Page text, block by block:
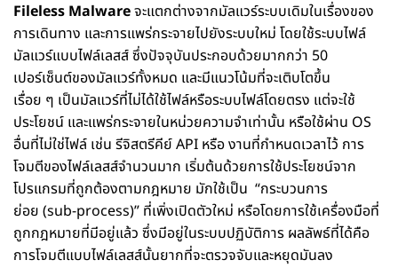
Fileless Malwareจะแตกต่างจากมัลแวร์ระบบเดิมในเรื่องของ
การเดินทาง และการแพร่กระจายไปยังระบบใหม่ โดยใช้ระบบไฟล์
มัลแวร์แบบไฟล์เลสส์ ซึ่งปัจจุบันประกอบด้วยมากกว่า 50
เปอร์เซ็นต์ของมัลแวร์ทั้งหมด และมีแนวโน้มที่จะเติบโตขึ้น
เรื่อย ๆ เป็นมัลแวร์ที่ไม่ได้ใช้ไฟล์หรือระบบไฟล์โดยตรง แต่จะใช้
ประโยชน์ และแพร่กระจายในหน่วยความจำเท่านั้น หรือใช้ผ่าน OS
อื่นที่ไม่ใช่ไฟล์ เช่น รีจิสตรีคีย์ API หรือ งานที่กำหนดเวลาไว้ การ
โจมตีของไฟล์เลสส์จำนวนมาก เริ่มต้นด้วยการใช้ประโยชน์จาก
โปรแกรมที่ถูกต้องตามกฎหมาย มักใช้เป็น “กระบวนการ
ย่อย (sub-process)” ที่เพิ่งเปิดตัวใหม่ หรือโดยการใช้เครื่องมือที่
ถูกกฎหมายที่มีอยู่แล้ว ซึ่งมีอยู่ในระบบปฏิบัติการ ผลลัพธ์ที่ได้คือ
การโจมตีแบบไฟล์เลสส์นั้นยากที่จะตรวจจับและหยุดมันลง